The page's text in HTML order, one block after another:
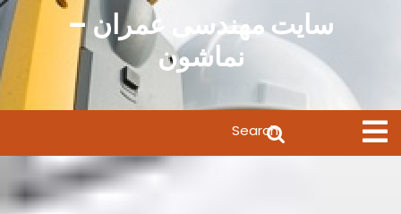
سایت مهندسی عمران –
نماشون
Open
Menu
for: